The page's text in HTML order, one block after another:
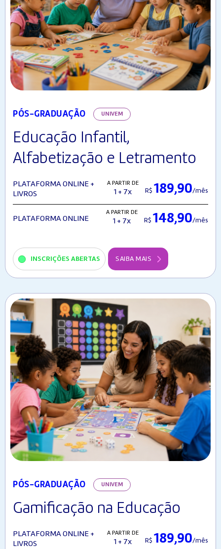
PÓS-GRADUAÇÃO UNIVEM
Educação Infantil,
Alfabetização e Letramento
PLATAFORMA ONLINE +
LIVROS
A PARTIR DE
1 + 7x R$ 189,90/mês
PLATAFORMA ONLINE
A PARTIR DE
1 + 7x R$ 148,90/mês
INSCRIÇÕES ABERTAS SAIBA MAIS
PÓS-GRADUAÇÃO UNIVEM
Gamificação na Educação
PLATAFORMA ONLINE +
LIVROS
A PARTIR DE
1 + 7x R$ 189,90/mês